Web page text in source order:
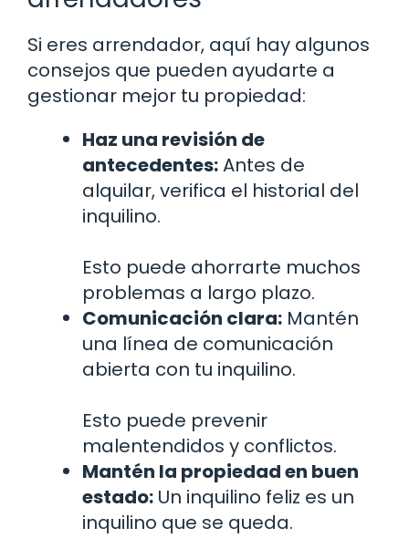
Si eres arrendador, aquí hay algunos
consejos que pueden ayudarte a
gestionar mejor tu propiedad:
Haz una revisión de
antecedentes:Antes de
alquilar, verifica el historial del
inquilino.
Esto puede ahorrarte muchos
problemas a largo plazo.
Comunicación clara: Mantén
una línea de comunicación
abierta con tu inquilino.
Esto puede prevenir
malentendidos y conflictos.
Mantén la propiedad en buen
estado: Un inquilino feliz es un
inquilino que se queda.